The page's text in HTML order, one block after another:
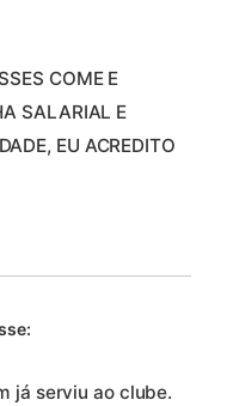
COME E
SALARIAL E
EU ACREDITO
já serviu ao clube.